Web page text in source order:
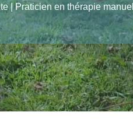
| Praticien en thérapie